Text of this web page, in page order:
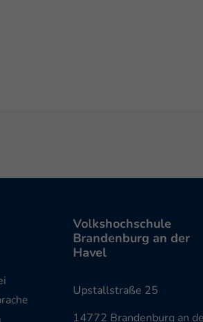
Volkshochschule
Brandenburg an der
Havel
Upstallstraße 25
14772 Brandenburg an